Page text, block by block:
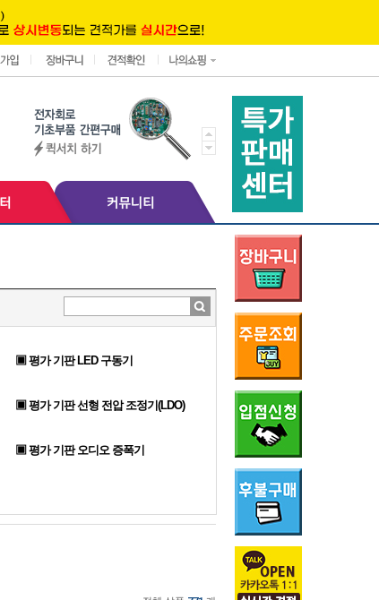
▣ 평가 기판 LED 구동기
▣ 평가 기판 선형 전압 조정기(LDO)
▣ 평가 기판 오디오 증폭기